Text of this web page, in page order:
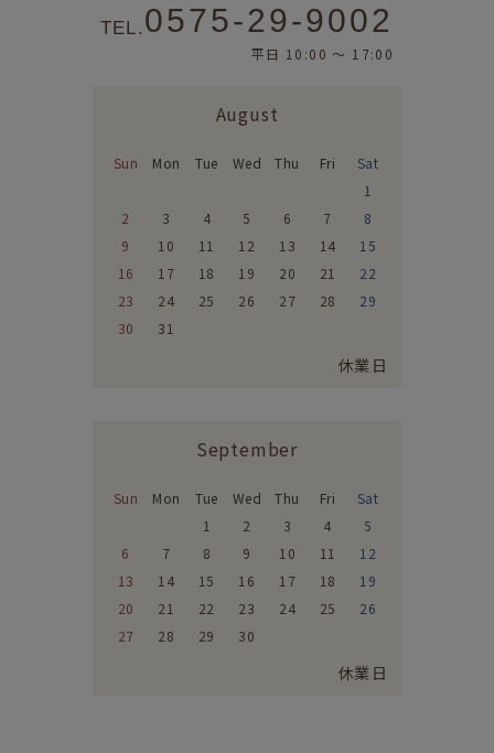
TEL. 0575-29-9002
平日 10:00 〜 17:00
August
Sun Mon Tue Wed Thu Fri
Sat
1
2
3 4 5 6 7
8
9
10 11 12 13 14
15
16
17 18 19 20 21
22
23
24 25 26 27 28
29
30
31
休業日
September
Sun Mon Tue Wed Thu Fri
Sat
1
2 3 4
5
6
7 8 9 10 11
12
13
14 15 16 17 18
19
20
21 22 23 24 25
26
27
28 29 30
休業日